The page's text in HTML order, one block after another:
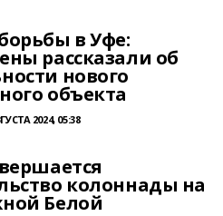
в Уфе:
рассказали об
нового
объекта
2024, 05:38
колоннады на
Белой